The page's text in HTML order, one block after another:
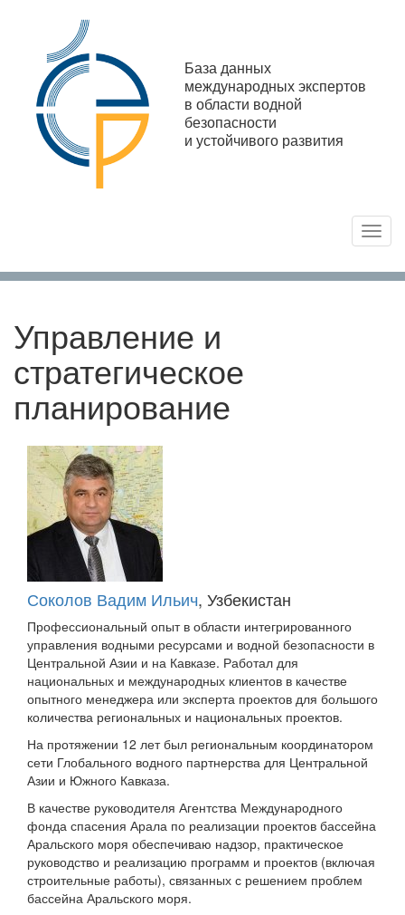
База данных
международных экспертов
в области водной
безопасности
и устойчивого развития
Управление и
стратегическое
планирование
Соколов Вадим Ильич, Узбекистан
Профессиональный опыт в области интегрированного
управления водными ресурсами и водной безопасности в
Центральной Азии и на Кавказе. Работал для
национальных и международных клиентов в качестве
опытного менеджера или эксперта проектов для большого
количества региональных и национальных проектов.
На протяжении 12 лет был региональным координатором
сети Глобального водного партнерства для Центральной
Азии и Южного Кавказа.
В качестве руководителя Агентства Международного
фонда спасения Арала по реализации проектов бассейна
Аральского моря обеспечиваю надзор, практическое
руководство и реализацию программ и проектов (включая
строительные работы), связанных с решением проблем
бассейна Аральского моря.